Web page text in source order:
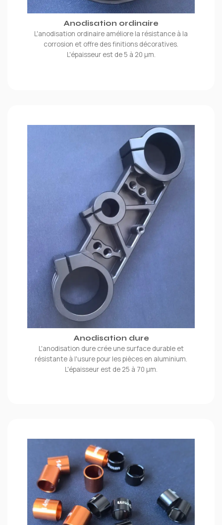
Anodisation ordinaire
L'anodisation ordinaire améliore la résistance à la
corrosion et offre des finitions décoratives.
L'épaisseur est de 5 à 20 μm.
Anodisation dure
L'anodisation dure crée une surface durable et
résistante à l'usure pour les pièces en aluminium.
L'épaisseur est de 25 à 70 μm.